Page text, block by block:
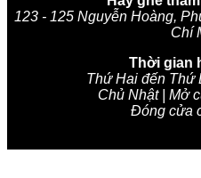
123 - 125 Nguyễn Hoàng,
Chí
Thời gian
Thứ Hai đến Thứ
Chủ Nhật | Mở
Đóng cửa